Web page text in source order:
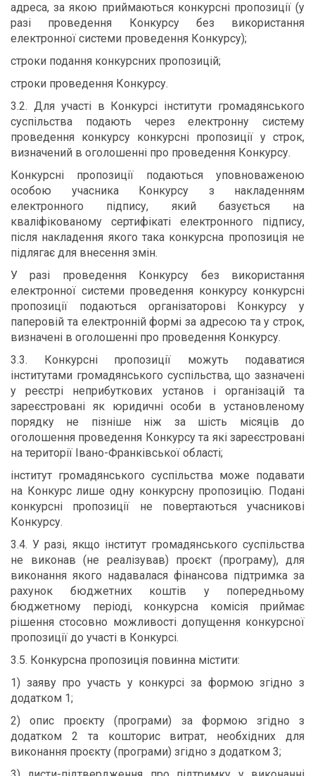
адреса, за якою приймаються конкурсні пропозиції (у
разі проведення Конкурсу без використання
електронної системи проведення Конкурсу);
строки подання конкурсних пропозицій;
строки проведення Конкурсу.
3.2. Для участі в Конкурсі інститути громадянського
суспільства подають через електронну систему
проведення конкурсу конкурсні пропозиції у строк,
визначений в оголошенні про проведення Конкурсу.
Конкурсні пропозиції подаються уповноваженою
особою учасника Конкурсу з накладенням
електронного підпису, який базується на
кваліфікованому сертифікаті електронного підпису,
після накладення якого така конкурсна пропозиція не
підлягає для внесення змін.
У разі проведення Конкурсу без використання
електронної системи проведення конкурсу конкурсні
пропозиції подаються організаторові Конкурсу у
паперовій та електронній формі за адресою та у строк,
визначені в оголошенні про проведення Конкурсу.
3.3. Конкурсні пропозиції можуть подаватися
інститутами громадянського суспільства, що зазначені
у реєстрі неприбуткових установ і організацій та
зареєстровані як юридичні особи в установленому
порядку не пізніше ніж за шість місяців до
оголошення проведення Конкурсу та які зареєстровані
на території Івано-Франківської області;
інститут громадянського суспільства може подавати
на Конкурс лише одну конкурсну пропозицію. Подані
конкурсні пропозиції не повертаються учасникові
Конкурсу.
3.4. У разі, якщо інститут громадянського суспільства
не виконав (не реалізував) проєкт (програму), для
виконання якого надавалася фінансова підтримка за
рахунок бюджетних коштів у попередньому
бюджетному періоді, конкурсна комісія приймає
рішення стосовно можливості допущення конкурсної
пропозиції до участі в Конкурсі.
3.5. Конкурсна пропозиція повинна містити:
1) заяву про участь у конкурсі за формою згідно з
додатком 1;
2) опис проєкту (програми) за формою згідно з
додатком 2 та кошторис витрат, необхідних для
виконання проєкту (програми) згідно з додатком 3;